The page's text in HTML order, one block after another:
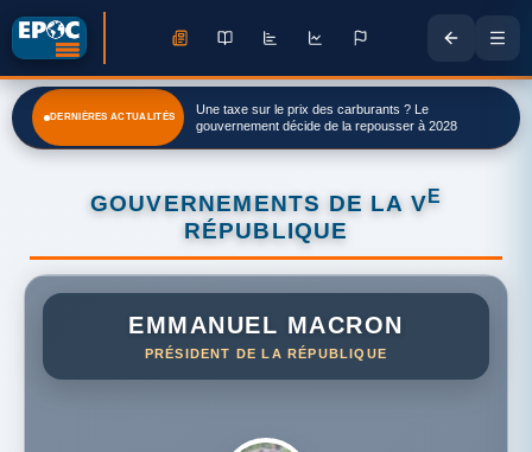
DERNIÈRES ACTUALITÉS
Doubs. Le ministre de la Ruralité Michel Fournier
décoré à Belvoir
GOUVERNEMENTS DE LA V E
RÉPUBLIQUE
EMMANUEL MACRON
PRÉSIDENT DE LA RÉPUBLIQUE